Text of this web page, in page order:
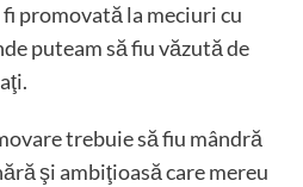
promovată la meciuri cu
puteam să fiu văzută de
trebuie să fiu mândră
şi ambiţioasă care mereu